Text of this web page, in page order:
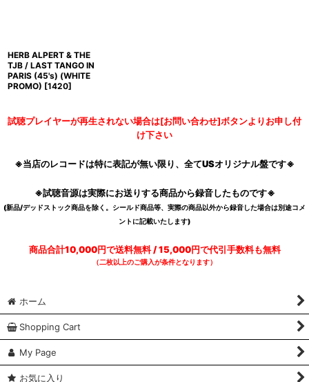
HERB ALPERT & THE
TJB / LAST TANGO IN
PARIS (45's) (WHITE
PROMO) [1420]
試聴プレイヤーが再生されない場合は[お問い合わせ]ボタンよりお申し付
け下さい
※当店のレコードは特に表記が無い限り、全てUSオリジナル盤です※
※試聴音源は実際にお送りする商品から録音したものです※
(新品/デッドストック商品を除く。シールド商品等、実際の商品以外から録音した場合は別途コメ
ントに記載いたします)
商品合計10,000円で送料無料 / 15,000円で代引手数料も無料
（二枚以上のご購入が条件となります）
ホーム
Shopping Cart
My Page
お気に入り